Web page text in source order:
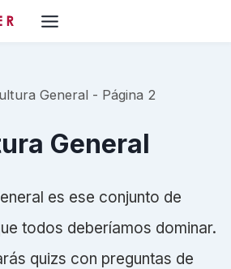
General - Página 2
General
es ese conjunto de
todos deberíamos dominar.
quizs con preguntas de